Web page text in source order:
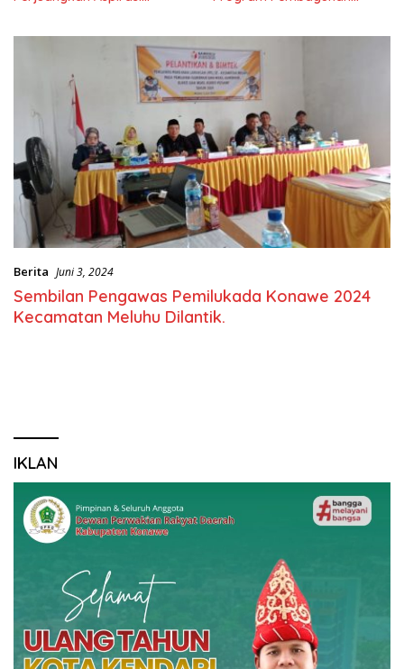
Berita Juni 3, 2024
Sembilan Pengawas Pemilukada Konawe 2024
IKLAN